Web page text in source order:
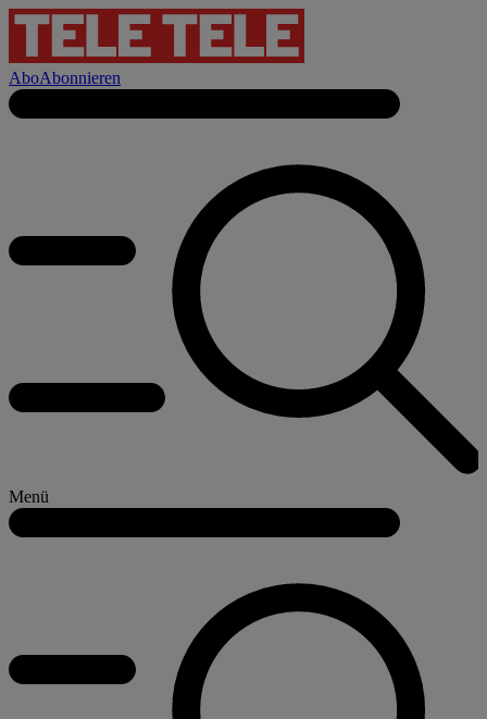
AboAbonnieren
Menü